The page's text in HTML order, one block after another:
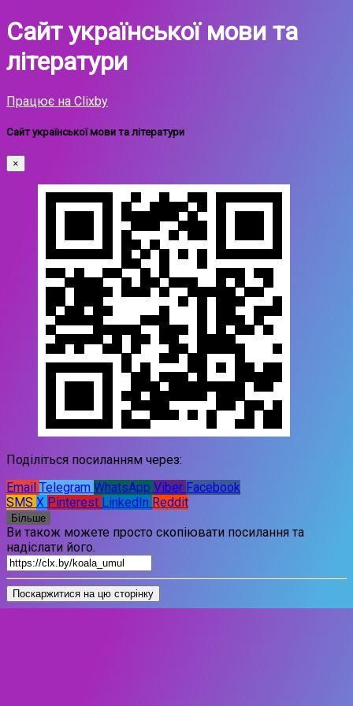
Сайт української мови та
літератури
Працює на Clixby
Сайт української мови та літератури
×
Поділіться посиланням через:
Email Telegram WhatsApp Viber Facebook
SMS X Pinterest LinkedIn Reddit
Більше
Ви також можете просто скопіювати посилання та
надіслати його.
Поскаржитися на цю сторінку